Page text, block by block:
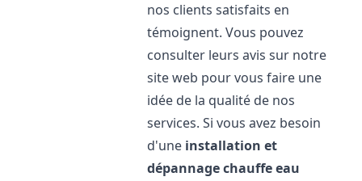
nos clients satisfaits en
témoignent. Vous pouvez
consulter leurs avis sur notre
site web pour vous faire une
idée de la qualité de nos
services. Si vous avez besoin
d'une installation et
dépannage chauffe eau